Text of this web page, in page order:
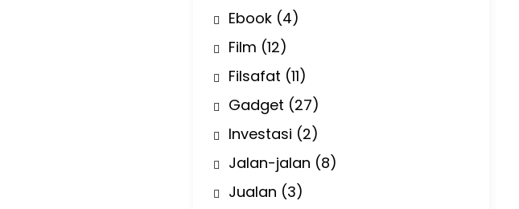
Ebook (4)
Film (12)
Filsafat (11)
Gadget (27)
Investasi (2)
Jalan-jalan (8)
Jualan (3)